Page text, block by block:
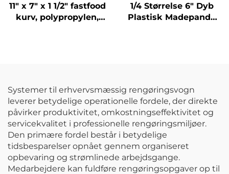
11" x 7" x 1 1/2" fastfood
kurv, polypropylen,
1/4 Størrelse 6" Dyb
Plastisk Madepande
Systemer til erhvervsmæssig rengøringsvogn
leverer betydelige operationelle fordele, der direkte
påvirker produktivitet, omkostningseffektivitet og
servicekvalitet i professionelle rengøringsmiljøer.
Den primære fordel består i betydelige
tidsbesparelser opnået gennem organiseret
opbevaring og strømlinede arbejdsgange.
Medarbejdere kan fuldføre rengøringsopgaver op til